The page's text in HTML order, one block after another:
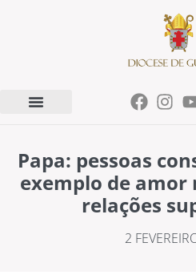
Papa: pessoas
exemplo de
relações
2